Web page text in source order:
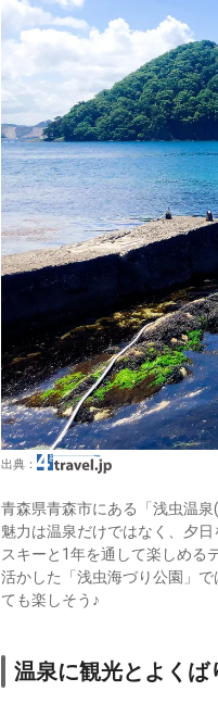
出典：
青森県青森市にある「浅虫温
魅力は温泉だけではなく、夕
スキーと1年を通して楽しめる
活かした「浅虫海づり公園」
ても楽しそう♪
温泉に観光とよく